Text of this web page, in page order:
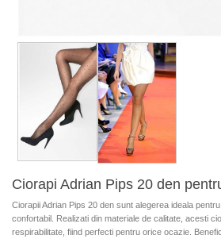
Ciorapi Adrian Pips 20 den
Ciorapii Adrian Pips 20 den sunt alegerea ideala
confortabil. Realizati din materiale de calitate, acesti
respirabilitate, fiind perfecti pentru orice ocazie.